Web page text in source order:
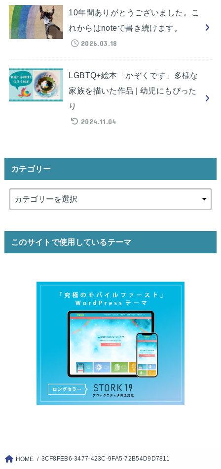
10年間ありがとうございました。こ
れからはnoteで書き続けます。
2026.03.18
LGBTQ+絵本「かぞくです」多様な
家族を描いた作品 | 幼児にもぴった
り
2024.11.04
カテゴリー
このサイトで使用しているテーマ
HOME 3CF8FEB6-3477-423C-9FA5-72B54D9D7811